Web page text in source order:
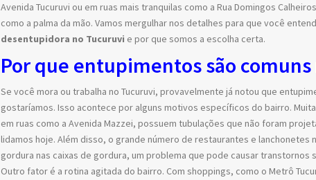
Avenida Tucuruvi ou em ruas mais tranquilas como a Rua Domingos
como a palma da mão. Vamos mergulhar nos detalhes para que você
desentupidora no Tucuruvi e por que somos a escolha certa.
Por que entupimentos são
Se você mora ou trabalha no Tucuruvi, provavelmente já notou que
gostaríamos. Isso acontece por alguns motivos específicos do bairro.
em ruas como a Avenida Mazzei, possuem tubulações que não foram
lidamos hoje. Além disso, o grande número de restaurantes e lanchonetes
gordura nas caixas de gordura, um problema que pode causar transtornos
Outro fator é a rotina agitada do bairro. Com shoppings, como o Metrô